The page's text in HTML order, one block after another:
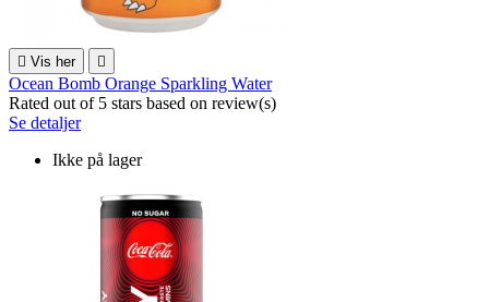
 Vis her 
Ocean Bomb Orange Sparkling Water
Rated out of 5 stars based on review(s)
Se detaljer
Ikke på lager